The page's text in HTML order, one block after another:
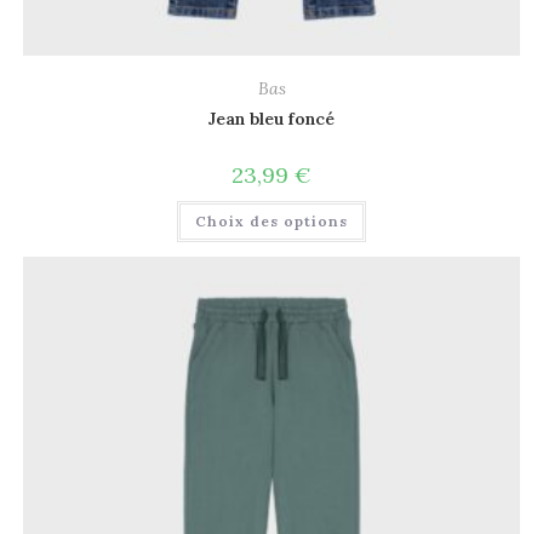
Bas
Jean bleu foncé
23,99 €
Choix des options